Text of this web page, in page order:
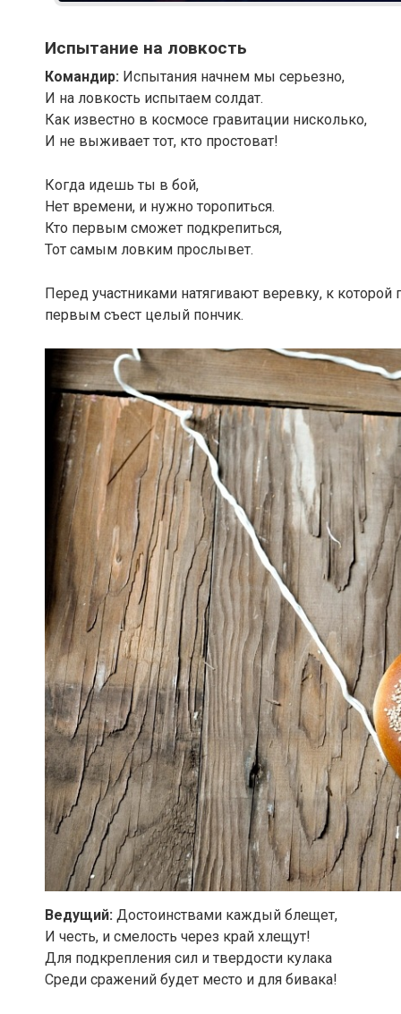
Испытание на ловкость
Командир: Испытания начнем мы серьезно,
И на ловкость испытаем солдат.
Как известно в космосе гравитации нисколько,
И не выживает тот, кто простоват!
Когда идешь ты в бой,
Нет времени, и нужно торопиться.
Кто первым сможет подкрепиться,
Тот самым ловким прослывет.
Перед участниками натягивают веревку, к
первым съест целый пончик.
Ведущий: Достоинствами каждый блещет,
И честь, и смелость через край хлещут!
Для подкрепления сил и твердости кулака
Среди сражений будет место и для бивака!